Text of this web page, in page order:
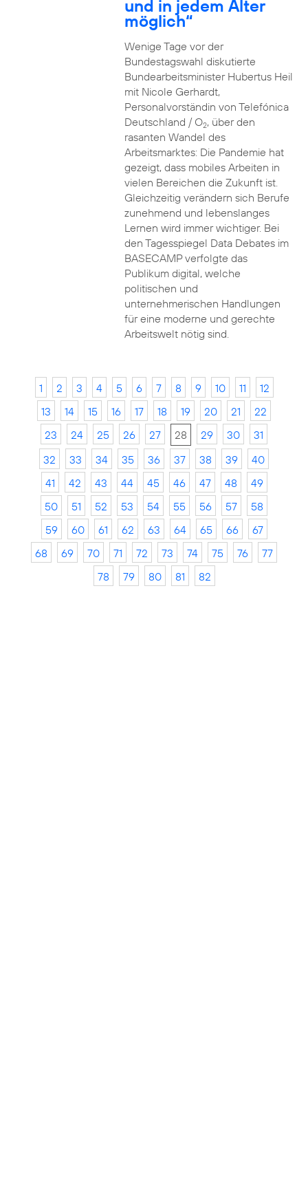
und in jedem Alter
möglich“
Wenige Tage vor der
Bundestagswahl diskutierte
Bundearbeitsminister Hubertus Heil
mit Nicole Gerhardt,
Personalvorständin von Telefónica
Deutschland / O2, über den
rasanten Wandel des
Arbeitsmarktes: Die Pandemie hat
gezeigt, dass mobiles Arbeiten in
vielen Bereichen die Zukunft ist.
Gleichzeitig verändern sich Berufe
zunehmend und lebenslanges
Lernen wird immer wichtiger. Bei
den Tagesspiegel Data Debates im
BASECAMP verfolgte das
Publikum digital, welche
politischen und
unternehmerischen Handlungen
für eine moderne und gerechte
Arbeitswelt nötig sind.
1 2 3 4 5 6 7 8 9 10 11
12
13
14 15 16 17 18 19 20 21
22
23
24 25 26 27 28 29 30
31
32
33 34 35 36 37 38 39
40
41
42 43 44 45 46 47 48
49
50
51 52 53 54 55 56 57
58
59
60 61 62 63 64 65 66
67
68
69 70 71 72 73 74 75 76
77
78
79 80 81 82